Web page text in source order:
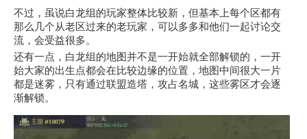
不过，虽说白龙组的玩家整体比较新，但基本上每个区都有
那么几个从老区过来的老玩家，可以多多和他们一起讨论交
流，会受益很多。
还有一点，白龙组的地图并不是一开始就全部解锁的，一开
始大家的出生点都会在比较边缘的位置，地图中间很大一片
都是迷雾，只有通过联盟造塔，攻占名城，这些雾区才会逐
渐解锁。